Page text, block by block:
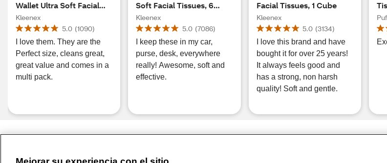
Wallet Ultra Soft Facial
Tissues, 3 Packs (30 total
tissues)
Kleenex
5.0 (1090)
I love them. They are the
Perfect size, cleans great,
great value and comes in a
multi pack.
Soft Facial Tissues, 6
Packs (60 total tissues)
Kleenex
5.0 (7086)
I keep these in my car,
purse, desk, everywhere
really! Awesome, soft and
effective.
Facial Tissues, 1 Cube
Kleenex
5.0 (3134)
I love this brand and have
bought it for over 25 years!
It always feels good and
has a strong, non harsh
quality! Soft and gentle.